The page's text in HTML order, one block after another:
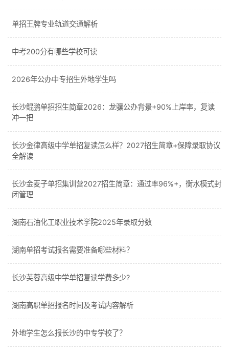
单招王牌专业轨道交通解析
中考200分有哪些学校可读
2026年公办中专招生外地学生吗
长沙鲲鹏单招招生简章2026：龙骧公办背景+90%上岸率，复读
冲一把
长沙金律高级中学单招复读怎么样？2027招生简章+保障录取协议
全解读
长沙金麦子单招集训营2027招生简章：通过率96%+，衡水模式封
闭管理
湖南石油化工职业技术学院2025年录取分数
湖南单招考试报名需要准备哪些材料？
长沙芙蓉高级中学单招复读学费多少?
湖南高职单招报名时间及考试内容解析
外地学生怎么报长沙的中专学校了？